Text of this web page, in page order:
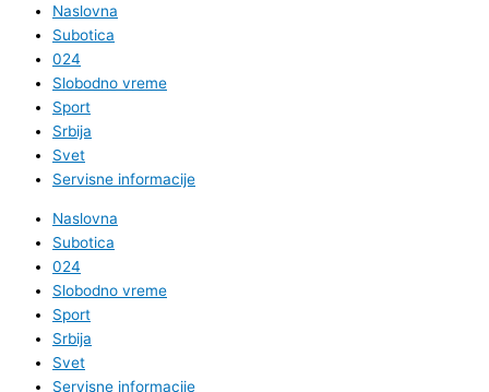
Naslovna
Subotica
024
Slobodno vreme
Sport
Srbija
Svet
Servisne informacije
Naslovna
Subotica
024
Slobodno vreme
Sport
Srbija
Svet
Servisne informacije